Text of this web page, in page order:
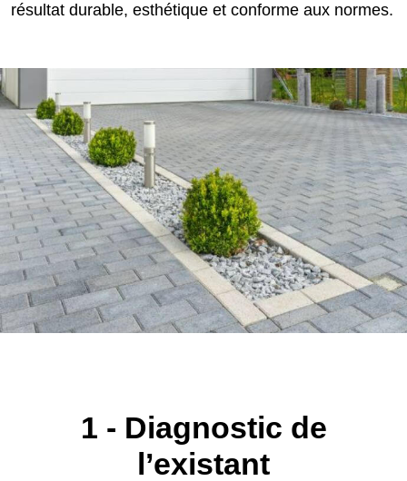
résultat durable, esthétique et conforme aux normes.
1 - Diagnostic de
l’existant